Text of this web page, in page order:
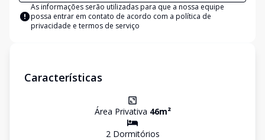
As informações serão utilizadas para que a nossa equipe
possa entrar em contato de acordo com a política de
privacidade e termos de serviço
Características
Área Privativa 46m²
2Dormitórios